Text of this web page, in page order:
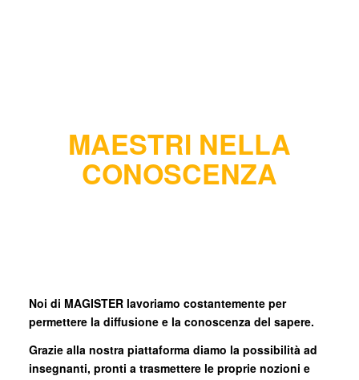
MAESTRI NELLA
CONOSCENZA
Noi di MAGISTER lavoriamo costantemente per
permettere la diffusione e la conoscenza del sapere.
Grazie alla nostra piattaforma diamo la possibilità ad
insegnanti, pronti a trasmettere le proprie nozioni e